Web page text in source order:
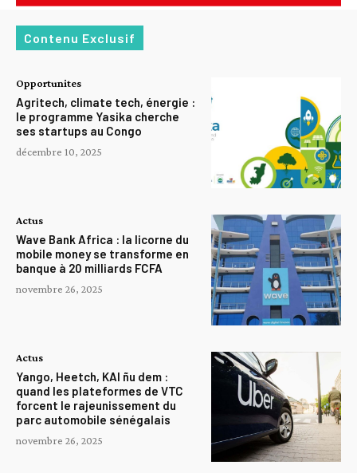
Contenu Exclusif
Opportunites
Agritech, climate tech, énergie :
le programme Yasika cherche
ses startups au Congo
décembre 10, 2025
Actus
Wave Bank Africa : la licorne du
mobile money se transforme en
banque à 20 milliards FCFA
novembre 26, 2025
Actus
Yango, Heetch, KAI ñu dem :
quand les plateformes de VTC
forcent le rajeunissement du
parc automobile sénégalais
novembre 26, 2025